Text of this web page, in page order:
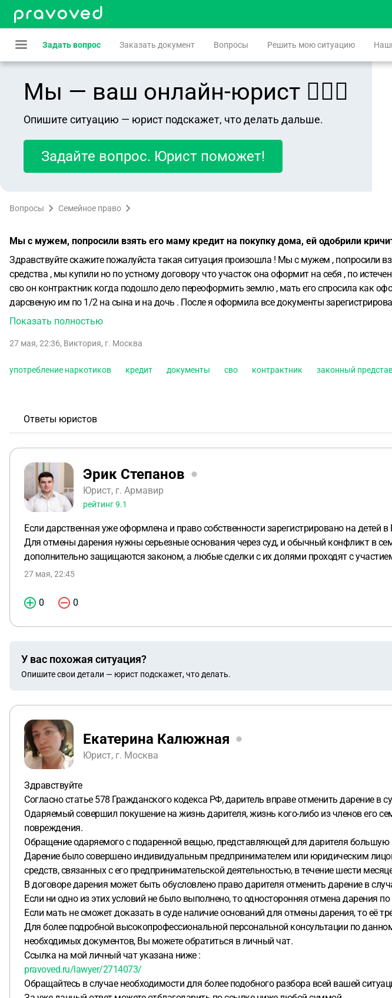
Задать вопрос Заказать документ Вопросы Решить мою ситуацию
Мы — ваш онлайн-юрист 👨🏻‍⚖️
Опишите ситуацию — юрист подскажет, что делать дальше.
Задайте вопрос. Юрист поможет!
Вопросы Семейное право
Мы с мужем, попросили взять его маму кредит на покупку дома, ей одобрили
Здравствуйте скажите пожалуйста такая ситуация произошла ! Мы с мужем , попросили
средства , мы купили но по устному договору что участок она оформит на себя , по
сво он контрактник когда подошло дело переоформить землю , мать его спросила как
дарсвеную им по 1/2 на сына и на дочь . После я оформила все документы
представитель, муж прописан мы довели ему разрешение, сделка была 19.07.2023 года
мать может отменить дарственную и мы с детьми останемся на улице
Показать полностью
27 мая, 22:36, Виктория, г. Москва
употребление наркотиков кредит документы сво контрактник законный
Ответы юристов
Эрик Степанов
Юрист, г. Армавир
рейтинг9.1
Если дарственная уже оформлена и право собственности зарегистрировано на детей
Для отмены дарения нужны серьезные основания через суд, и обычный конфликт в
дополнительно защищаются законом, а любые сделки с их долями проходят с
27 мая, 22:45
0 0
У вас похожая ситуация?
Опишите свои детали — юрист подскажет, что делать.
Екатерина Калюжная
Юрист, г. Москва
Здравствуйте
Согласно статье 578 Гражданского кодекса РФ, даритель вправе отменить дарение в
Одаряемый совершил покушение на жизнь дарителя, жизнь кого-либо из членов его
повреждения.
Обращение одаряемого с подаренной вещью, представляющей для дарителя большую
Дарение было совершено индивидуальным предпринимателем или юридическим
средств, связанных с его предпринимательской деятельностью, в течение шести
В договоре дарения может быть обусловлено право дарителя отменить дарение в
Если ни одно из этих условий не было выполнено, то односторонняя отмена дарения
Если мать не сможет доказать в суде наличие оснований для отмены дарения, то её
Для более подробной высокопрофессиональной персональной консультации по
необходимых документов, Вы можете обратиться в личный чат.
Ссылка на мой личный чат указана ниже :
pravoved.ru/lawyer/2714073/
Обращайтесь в случае необходимости для более подобного разбора всей вашей